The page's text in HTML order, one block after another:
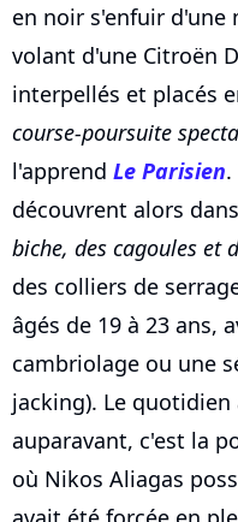
en noir s'enfuir d'une
volant d'une Citroën
interpellés et placés
course-poursuite
l'apprend Le Parisien
découvrent alors
biche, des cagoules et
des colliers de
âgés de 19 à 23 ans,
cambriolage ou une
jacking). Le
auparavant, c'est la
où Nikos Aliagas